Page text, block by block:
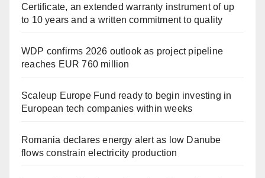
Certificate, an extended warranty instrument of up
to 10 years and a written commitment to quality
WDP confirms 2026 outlook as project pipeline
reaches EUR 760 million
Scaleup Europe Fund ready to begin investing in
European tech companies within weeks
Romania declares energy alert as low Danube
flows constrain electricity production